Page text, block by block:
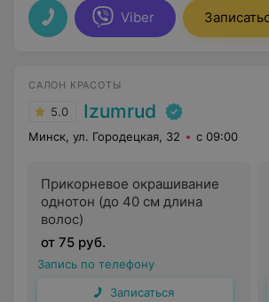
Viber
САЛОН КРАСОТЫ
5.0 Izumrud
Минск, ул. Городецкая, 32 с 09:00
Прикорневое окрашивание
однотон (до 40 см длина
волос)
от 75 руб.
Запись по телефону
Записаться